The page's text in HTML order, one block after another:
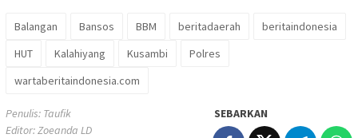
Balangan Bansos BBM beritadaerah
beritaindonesia
HUT
Kalahiyang Kusambi
Polres
wartaberitaindonesia.com
Penulis: Taufik
Editor: Zoeanda LD
SEBARKAN